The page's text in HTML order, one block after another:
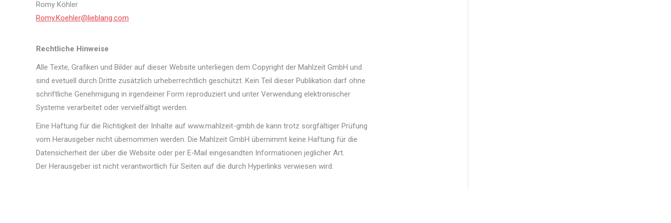
Romy Köhler
Romy.Koehler@lieblang.com
Rechtliche Hinweise
Alle Texte, Grafiken und Bilder auf dieser Website unterliegen dem Copyright der Mahlzeit GmbH und
sind evetuell durch Dritte zusätzlich urheberrechtlich geschützt. Kein Teil dieser Publikation darf ohne
schriftliche Genehmigung in irgendeiner Form reproduziert und unter Verwendung elektronischer
Systeme verarbeitet oder vervielfältigt werden.
Eine Haftung für die Richtigkeit der Inhalte auf www.mahlzeit-gmbh.de kann trotz sorgfältiger Prüfung
vom Herausgeber nicht übernommen werden. Die Mahlzeit GmbH übernimmt keine Haftung für die
Datensicherheit der über die Website oder per E-Mail eingesandten Informationen jeglicher Art.
Der Herausgeber ist nicht verantwortlich für Seiten auf die durch Hyperlinks verwiesen wird.